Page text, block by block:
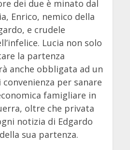
dei due è minato dal
Enrico, nemico della
e crudele
Lucia non solo
la partenza
anche obbligata ad un
per sanare
famigliare in
oltre che privata
notizia di Edgardo
sua partenza.